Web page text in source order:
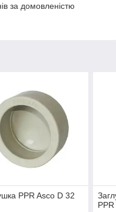
за домовленістю
PPR Asco D 32